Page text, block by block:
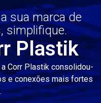
sua marca de
simplifique.
Plastik
Corr Plastik consolidou-
e conexões mais fortes